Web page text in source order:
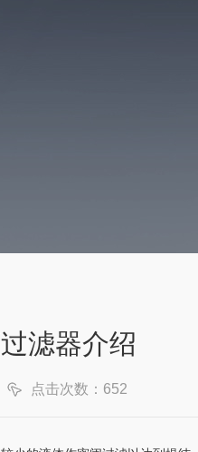
滤器介绍
点击次数：652